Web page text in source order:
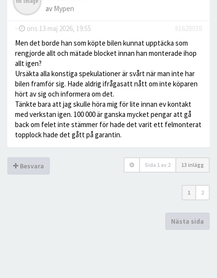
av Mypen
- ons 13 maj 2026, 19:55
#1628938
Men det borde han som köpte bilen kunnat upptäcka som
rengjorde allt och mätade blocket innan han monterade ihop
allt igen?
Ursäkta alla konstiga spekulationer är svårt när man inte har
bilen framför sig. Hade aldrig ifrågasatt nått om inte köparen
hört av sig och informera om det.
Tänkte bara att jag skulle höra mig för lite innan ev kontakt
med verkstan igen. 100 000 är ganska mycket pengar att gå
back om felet inte stämmer för hade det varit ett felmonterat
topplock hade det gått på garantin.
Besvara Sida 1 av 2 13 inlägg
1 2
Nästa sida